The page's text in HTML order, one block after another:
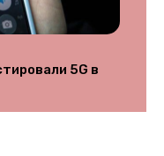
5G в